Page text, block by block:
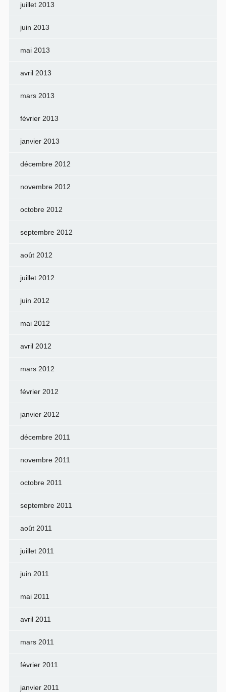
juillet 2013
juin 2013
mai 2013
avril 2013
mars 2013
février 2013
janvier 2013
décembre 2012
novembre 2012
octobre 2012
septembre 2012
août 2012
juillet 2012
juin 2012
mai 2012
avril 2012
mars 2012
février 2012
janvier 2012
décembre 2011
novembre 2011
octobre 2011
septembre 2011
août 2011
juillet 2011
juin 2011
mai 2011
avril 2011
mars 2011
février 2011
janvier 2011